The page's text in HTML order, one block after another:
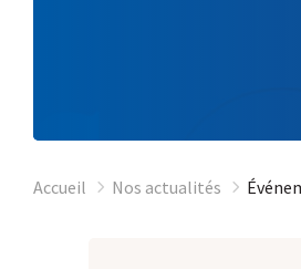
Accueil Nos actualités